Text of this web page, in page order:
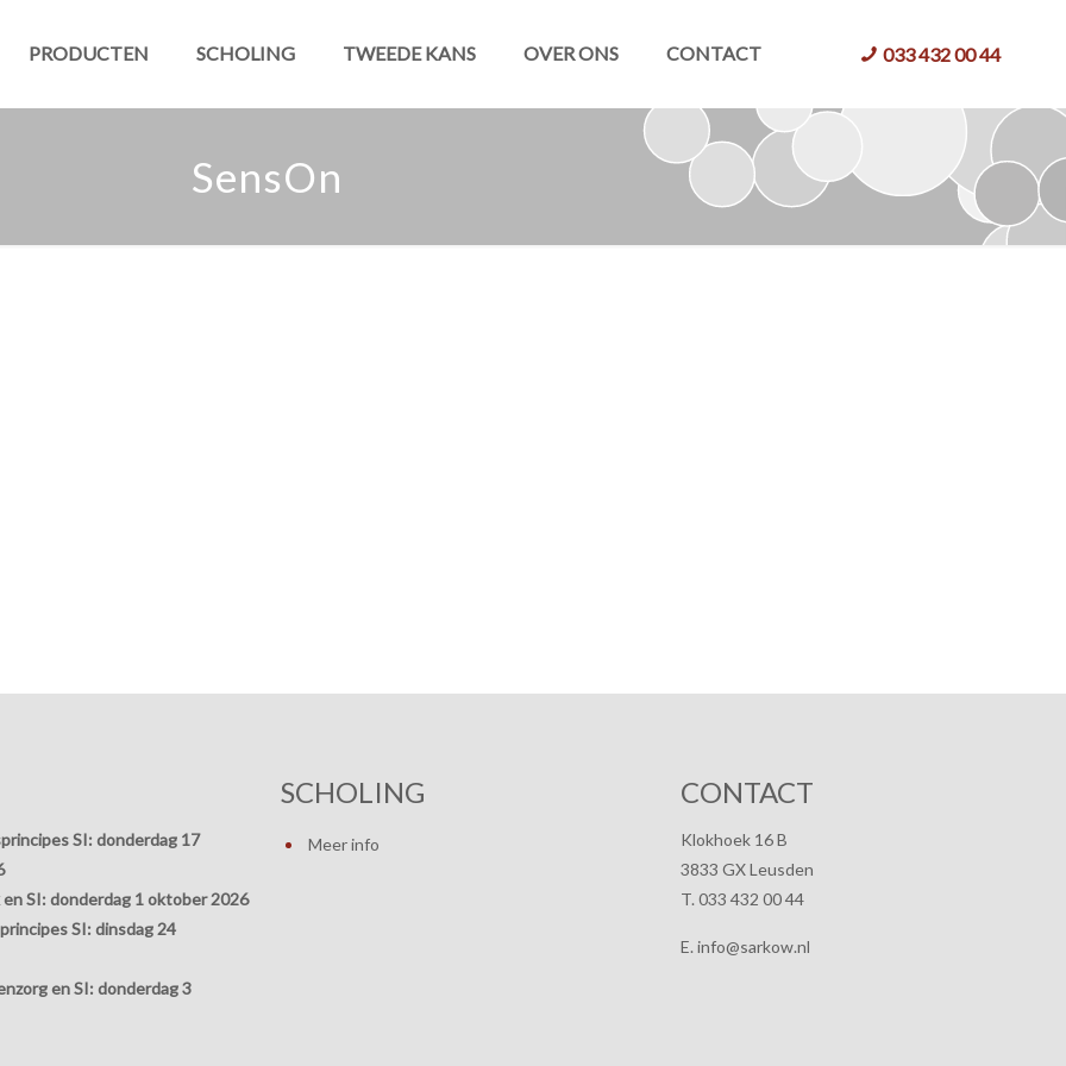
PRODUCTEN SCHOLING TWEEDE KANS OVER ONS CONTACT 033 432 00 44
SensOn
SI: donderdag 17
SI: donderdag 1 oktober 2026
SI: dinsdag 24
en SI: donderdag 3
SCHOLING
Meer info
CONTACT
Klokhoek 16 B
3833 GX Leusden
T. 033 432 00 44
E. info@sarkow.nl